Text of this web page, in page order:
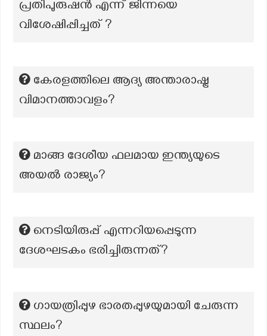
പ്രതിപുരുഷൻ എന്ന് ജിന്നയെ
വിശേഷിപ്പിച്ചത് ?
കേരളത്തിലെ ആദ്യ അന്താരാഷ്ട്ര
വിമാനത്താവളം?
മാങ്ങ ദേശീയ ഫലമായ ഇന്ത്യയുടെ
അയല്‍ രാജ്യം?
നെടിയിരുപ്പ് എന്നറിയപ്പെടുന്ന
ദേശഘടകം ഭരിച്ചിരുന്നത്?
ഗായത്രിപ്പുഴ ഭാരതപ്പുഴയുമായി ചേരുന്ന
സ്ഥലം?